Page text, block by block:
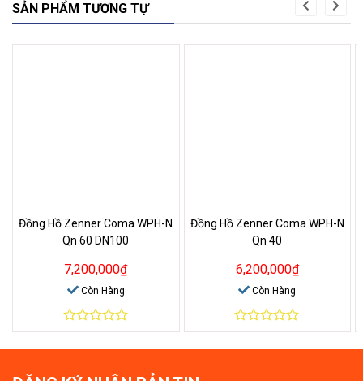
SẢN PHẨM TƯƠNG TỰ
Đồng Hồ Zenner Coma WPH-N
Qn 60 DN100
7,200,000₫
Còn Hàng
0
out
Đồng Hồ Zenner Coma WPH-N
Qn 40
6,200,000₫
Còn Hàng
0
out